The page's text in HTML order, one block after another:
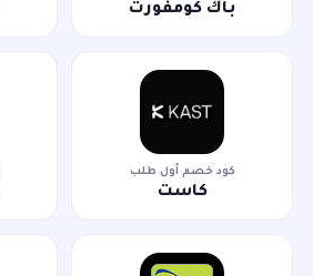
باك كومفورت
كود خصم أول طلب
كاست